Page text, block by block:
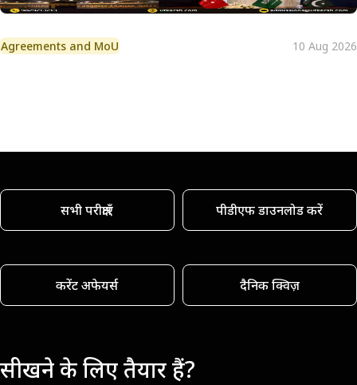
Agreements and MoU 10 Aug 2026
सभी परीक्षाएँ पीडीएफ डाउनलोड करें
करेंट अफेयर्स दैनिक क्विज़
सीखने के लिए तैयार हैं?